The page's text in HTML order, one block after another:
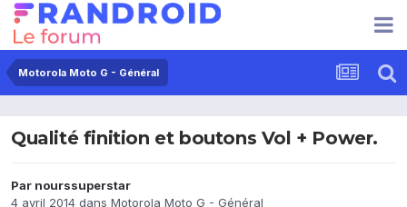
Motorola Moto G - Général
Qualité finition et boutons Vol + Power.
Par nourssuperstar
4 avril 2014 dans Motorola Moto G - Général